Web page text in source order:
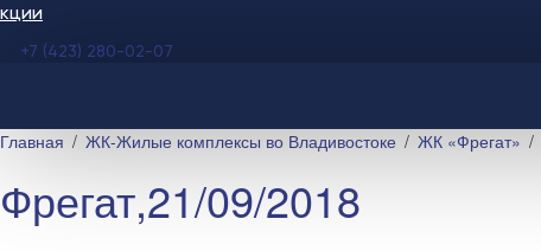
+7 (423) 280-02-07
Главная ЖК-Жилые комплексы во Владивостоке ЖК «Фрегат»
Фрегат,21/09/2018